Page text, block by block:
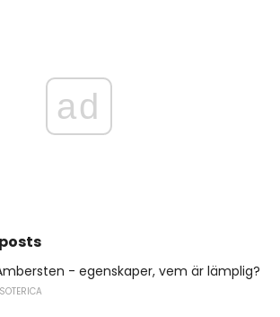
ad
- egenskaper, vem är lämplig?